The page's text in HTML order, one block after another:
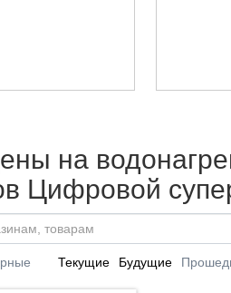
на
Цифровой
Текущие Будущие